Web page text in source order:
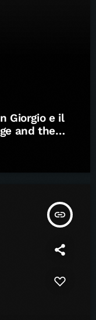
Giorgio e il
insert_link